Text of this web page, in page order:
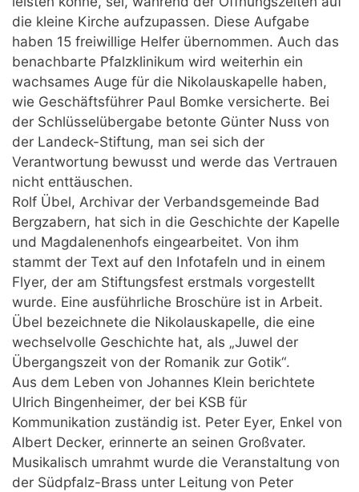
die kleine Kirche aufzupassen. Diese Aufgabe
haben 15 freiwillige Helfer übernommen. Auch das
benachbarte Pfalzklinikum wird weiterhin ein
wachsames Auge für die Nikolauskapelle haben,
wie Geschäftsführer Paul Bomke versicherte. Bei
der Schlüsselübergabe betonte Günter Nuss von
der Landeck-Stiftung, man sei sich der
Verantwortung bewusst und werde das Vertrauen
nicht enttäuschen.
Rolf Übel, Archivar der Verbandsgemeinde Bad
Bergzabern, hat sich in die Geschichte der Kapelle
und Magdalenenhofs eingearbeitet. Von ihm
stammt der Text auf den Infotafeln und in einem
Flyer, der am Stiftungsfest erstmals vorgestellt
wurde. Eine ausführliche Broschüre ist in Arbeit.
Übel bezeichnete die Nikolauskapelle, die eine
wechselvolle Geschichte hat, als „Juwel der
Übergangszeit von der Romanik zur Gotik“.
Aus dem Leben von Johannes Klein berichtete
Ulrich Bingenheimer, der bei KSB für
Kommunikation zuständig ist. Peter Eyer, Enkel von
Albert Decker, erinnerte an seinen Großvater.
Musikalisch umrahmt wurde die Veranstaltung von
der Südpfalz-Brass unter Leitung von Peter